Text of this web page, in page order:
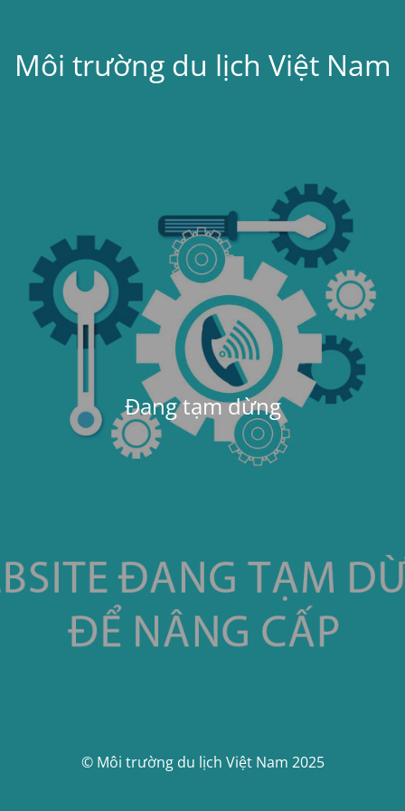
Môi trường du lịch Việt Nam
Đang tạm dừng
© Môi trường du lịch Việt Nam 2025